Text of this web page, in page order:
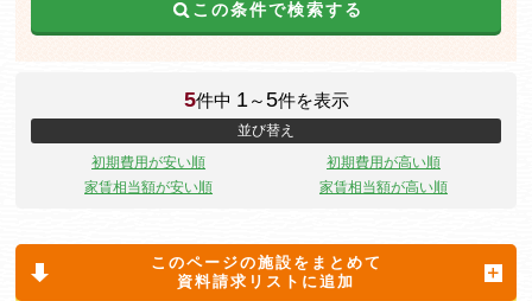
この条件で検索する
5件中 1 ～5件を表示
並び替え
初期費用が安い順
初期費用が高い順
家賃相当額が安い順
家賃相当額が高い順
このページの施設をまとめて
資料請求リストに追加